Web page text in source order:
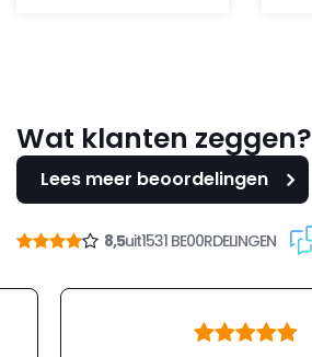
Wat klanten zeggen?
Lees meer beoordelingen
8,5uit1531 BE00RDELINGEN